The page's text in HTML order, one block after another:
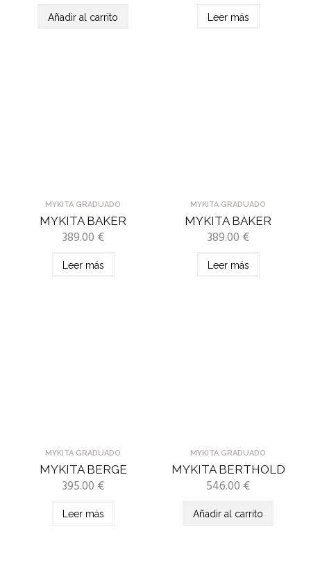
Añadir al carrito Leer más
MYKITA GRADUADO
MYKITA BAKER
389.00 €
Leer más
MYKITA GRADUADO
MYKITA BAKER
389.00 €
Leer más
MYKITA GRADUADO
MYKITA BERGE
395.00 €
Leer más
MYKITA GRADUADO
MYKITA BERTHOLD
546.00 €
Añadir al carrito